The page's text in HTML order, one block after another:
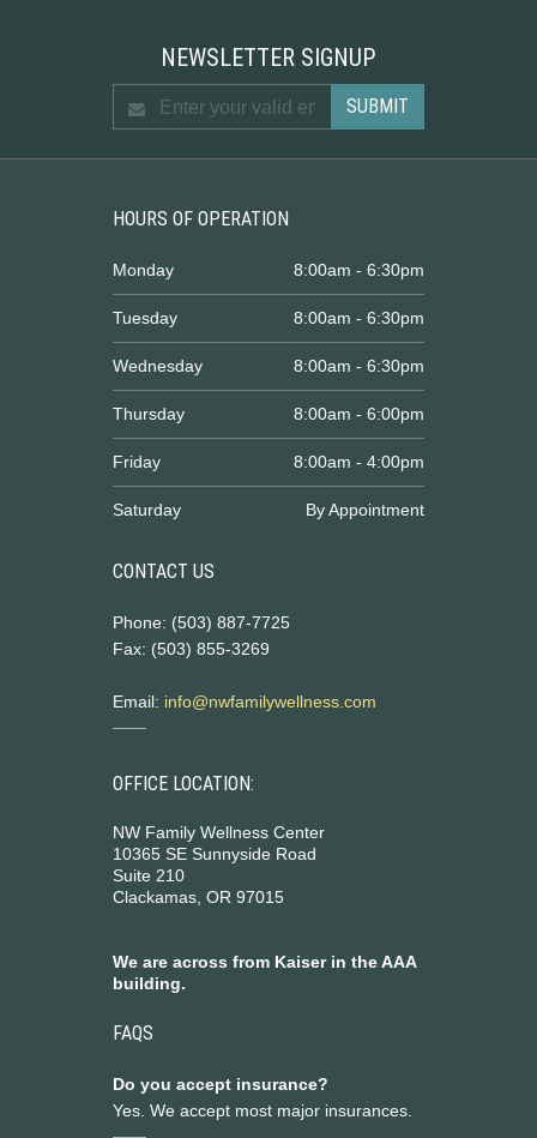
NEWSLETTER SIGNUP
HOURS OF OPERATION
Monday 8:00am - 6:30pm
Tuesday 8:00am - 6:30pm
Wednesday 8:00am - 6:30pm
Thursday 8:00am - 6:00pm
Friday 8:00am - 4:00pm
Saturday By Appointment
CONTACT US
Phone: (503) 887-7725
Fax: (503) 855-3269
Email: info@nwfamilywellness.com
OFFICE LOCATION:
NW Family Wellness Center
10365 SE Sunnyside Road
Suite 210
Clackamas, OR 97015
We are across from Kaiser in the AAA
building.
FAQS
Do you accept insurance?
Yes. We accept most major insurances.